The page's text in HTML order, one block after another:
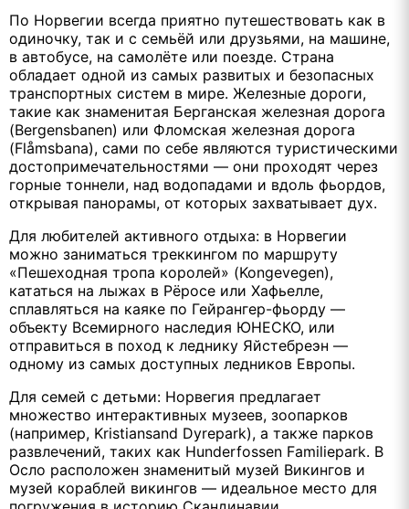
По Норвегии всегда приятно путешествовать как в
одиночку, так и с семьёй или друзьями, на машине,
в автобусе, на самолёте или поезде. Страна
обладает одной из самых развитых и безопасных
транспортных систем в мире. Железные дороги,
такие как знаменитая Берганская железная дорога
(Bergensbanen) или Фломская железная дорога
(Flåmsbana), сами по себе являются туристическими
достопримечательностями — они проходят через
горные тоннели, над водопадами и вдоль фьордов,
открывая панорамы, от которых захватывает дух.
Для любителей активного отдыха: в Норвегии
можно заниматься треккингом по маршруту
«Пешеходная тропа королей» (Kongevegen),
кататься на лыжах в Рёросе или Хафьелле,
сплавляться на каяке по Гейрангер-фьорду —
объекту Всемирного наследия ЮНЕСКО, или
отправиться в поход к леднику Яйстебреэн —
одному из самых доступных ледников Европы.
Для семей с детьми: Норвегия предлагает
множество интерактивных музеев, зоопарков
(например, Kristiansand Dyrepark), а также парков
развлечений, таких как Hunderfossen Familiepark. В
Осло расположен знаменитый музей Викингов и
музей кораблей викингов — идеальное место для